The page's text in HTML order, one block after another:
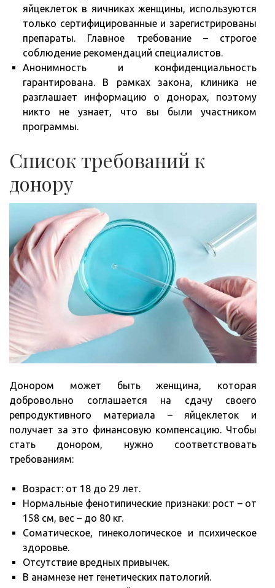
яйцеклеток в яичниках женщины, используются
только сертифицированные и зарегистрированы
препараты. Главное требование – строгое
соблюдение рекомендаций специалистов.
Анонимность и конфиденциальность
гарантирована. В рамках закона, клиника не
разглашает информацию о донорах, поэтому
никто не узнает, что вы были участником
программы.
Список требований к
донору
Донором может быть женщина, которая
добровольно соглашается на сдачу своего
репродуктивного материала – яйцеклеток и
получает за это финансовую компенсацию. Чтобы
стать донором, нужно соответствовать
требованиям:
Возраст: от 18 до 29 лет.
Нормальные фенотипические признаки: рост – от
158 см, вес – до 80 кг.
Соматическое, гинекологическое и психическое
здоровье.
Отсутствие вредных привычек.
В анамнезе нет генетических патологий.